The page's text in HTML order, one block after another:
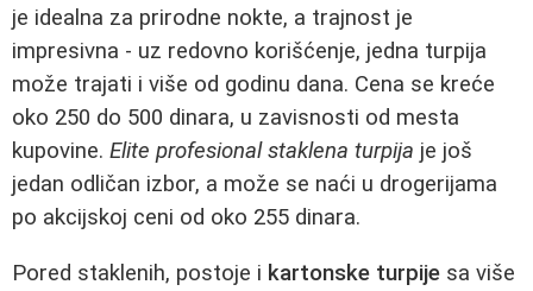
je idealna za prirodne nokte, a trajnost je
impresivna - uz redovno korišćenje, jedna turpija
može trajati i više od godinu dana. Cena se kreće
oko 250 do 500 dinara, u zavisnosti od mesta
kupovine. Elite profesional staklena turpija je još
jedan odličan izbor, a može se naći u drogerijama
po akcijskoj ceni od oko 255 dinara.
Pored staklenih, postoje i kartonske turpije sa više